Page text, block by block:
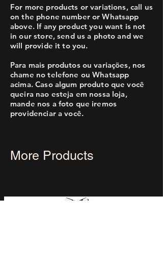
For more products or variations, call us
on the phone number or Whatsapp
above. If any product you want is not
in our store, send us a photo and we
will provide it to you.
Para mais produtos ou variações, nos
chame no telefone ou Whatsapp
acima. Caso algum produto que você
queira nao esteja em nossa loja,
mande nos a foto que iremos
providenciar a você.
More Products